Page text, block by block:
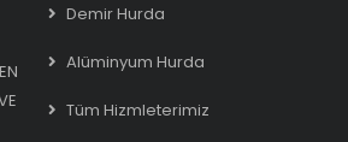
Demir Hurda
Alüminyum Hurda
Tüm Hizmleterimiz